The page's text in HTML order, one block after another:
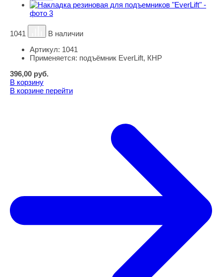
1041
В наличии
Артикул: 1041
Применяется: подъёмник EverLift, КНР
396,00 руб.
В корзину
В корзине перейти